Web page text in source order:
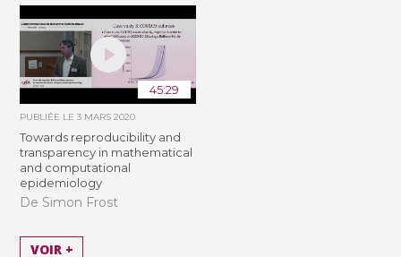
45:29
PUBLIÉE LE3 MARS 2020
Towards reproducibility and
transparency in mathematical
and computational
epidemiology
De Simon Frost
VOIR +